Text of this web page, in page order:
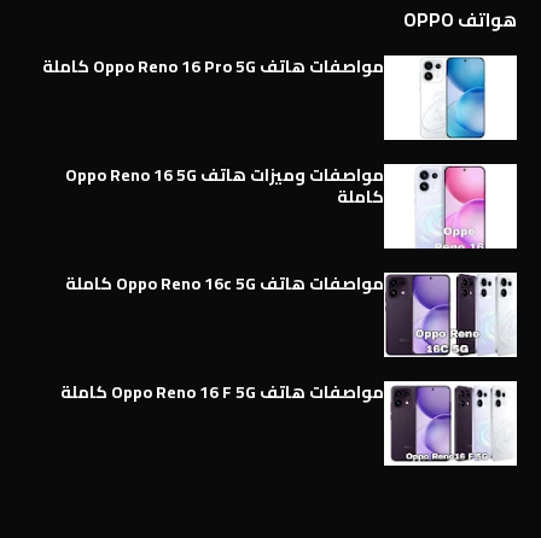
هواتف OPPO
مواصفات هاتف Oppo Reno 16 Pro 5G كاملة
مواصفات وميزات هاتف Oppo Reno 16 5G
كاملة
مواصفات هاتف Oppo Reno 16c 5G كاملة
مواصفات هاتف Oppo Reno 16 F 5G كاملة